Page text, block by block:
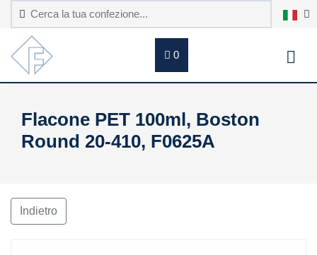
0
Flacone PET 100ml, Boston
Round 20-410, F0625A
Indietro